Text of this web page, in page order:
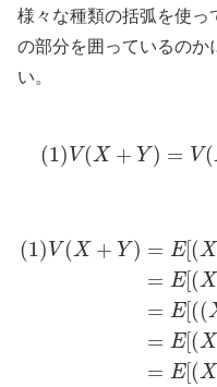
様々な種類の括弧を使っ
の部分を囲っているのか
い。
(1) V (X + Y) = V (
(1) V (X + Y ) = E[(X
= E[(X
= E[((
= E[(X
= E[(X